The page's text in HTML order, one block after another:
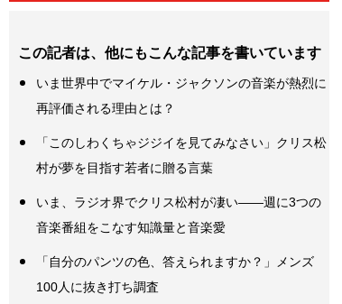
この記者は、他にもこんな記事を書いています
いま世界中でマイケル・ジャクソンの音楽が熱烈に
再評価される理由とは？
「このしわくちゃジジイを見てみなさい」クリス松
村が夢を目指す若者に贈る言葉
いま、ラジオ界でクリス松村が凄い――週に3つの
音楽番組をこなす知識量と音楽愛
「自分のパンツの色、答えられますか？」メンズ
100人に抜き打ち調査